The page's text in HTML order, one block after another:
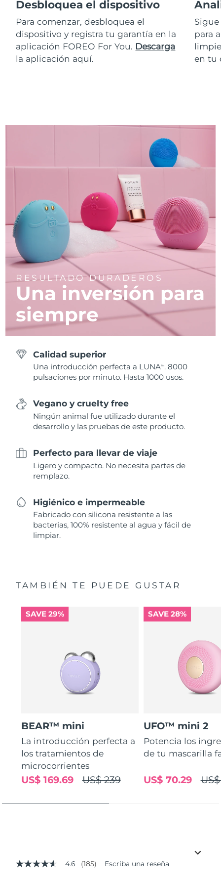
Desbloquea el dispositivo
Para comenzar, desbloquea el
dispositivo y registra tu garantía en la
aplicación FOREO For You. Descarga
la aplicación aquí.
para
en tu
RESULTADO DURADEROS
Una inversión para
siempre
Calidad superior
Una introducción perfecta a LUNATM . 8000
pulsaciones por minuto. Hasta 1000 usos.
Vegano y cruelty free
Ningún animal fue utilizado durante el
desarrollo y las pruebas de este producto.
Perfecto para llevar de viaje
Ligero y compacto. No necesita partes de
remplazo.
Higiénico e impermeable
Fabricado con silicona resistente a las
bacterias, 100% resistente al agua y fácil de
limpiar.
TAMBIÉN TE PUEDE GUSTAR
SAVE 29%
BEAR™ mini
La introducción perfecta a
los tratamientos de
microcorrientes
US$ 239
US$ 169.69
SAVE 28%
UFO™ mini 2
Potencia los
de tu mascarilla
US$ 70.29
4.6
4.6 (185) Escriba una reseña